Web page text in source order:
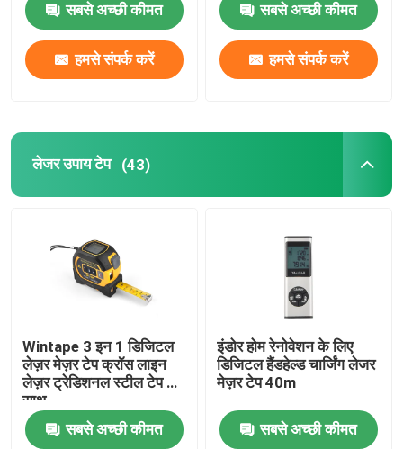
व्यास टेप उपाय
वापस लेने योग्य शरीर टेप उपाय
मिड अपर आर्म सरकमफ्रेंस टेप
स्टील टेप उपाय
सर्वेक्षण टेप उपाय
सबसे अच्छी कीमत
हमसे संपर्क करें
सबसे अच्छी कीमत
हमसे संपर्क करें
लेजर उपाय टेप (43)
Wintape 3 इन 1 डिजिटल
लेज़र मेज़र टेप क्रॉस लाइन
लेज़र ट्रेडिशनल स्टील टेप के
साथ
सबसे अच्छी कीमत
इंडोर होम रेनोवेशन के लिए
डिजिटल हैंडहेल्ड चार्जिंग लेजर
मेज़र टेप 40m
सबसे अच्छी कीमत